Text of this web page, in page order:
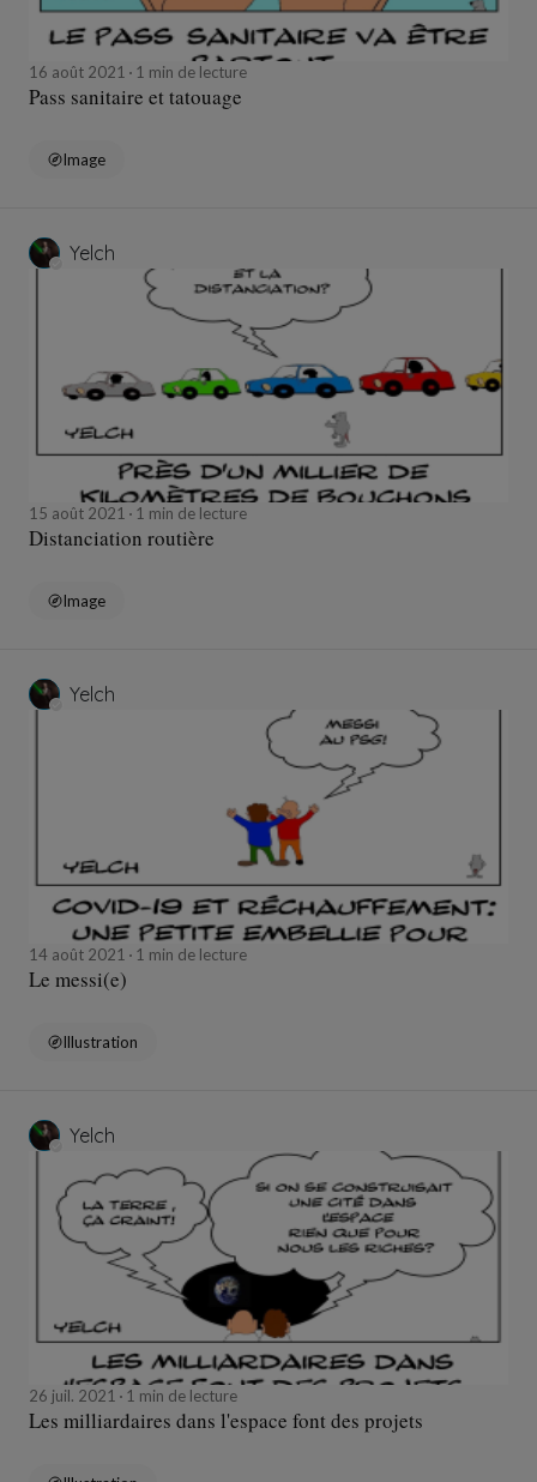
16 août 2021 1 min de lecture
Pass sanitaire et tatouage
Image
Yelch
15 août 2021 1 min de lecture
Distanciation routière
Image
Yelch
14 août 2021 1 min de lecture
Le messi(e)
Illustration
Yelch
26 juil. 2021 1 min de lecture
Les milliardaires dans l'espace font des projets